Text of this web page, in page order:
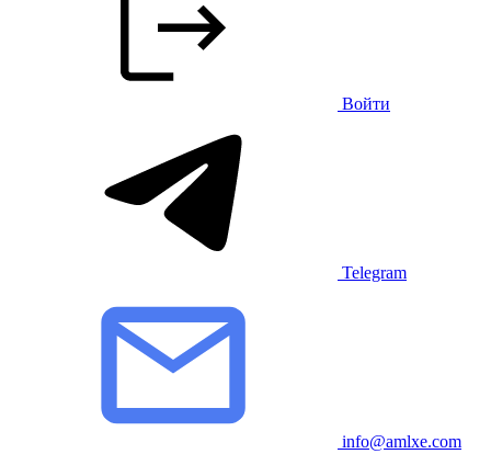
Войти
Telegram
info@amlxe.com